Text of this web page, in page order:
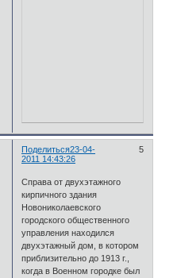
Поделиться 5
23-04-
2011 14:43:26
Справа от двухэтажного
кирпичного здания
Новониколаевского
городского общественного
управления находился
двухэтажный дом, в котором
приблизительно до 1913 г.,
когда в Военном городке был